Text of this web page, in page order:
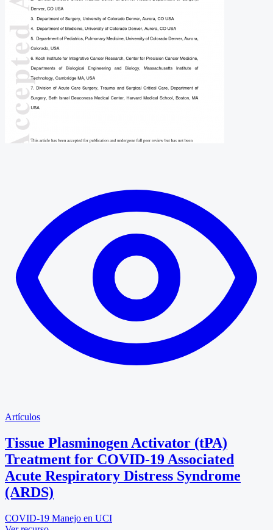
Artículos
Tissue Plasminogen Activator (tPA)
Treatment for COVID-19 Associated
Acute Respiratory Distress Syndrome
(ARDS)
COVID-19 Manejo en UCI